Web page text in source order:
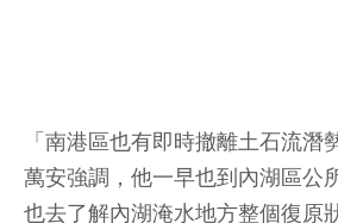
「南港區也有即時撤離土石流潛
萬安強調，他一早也到內湖區公
也去了解內湖淹水地方整個復原